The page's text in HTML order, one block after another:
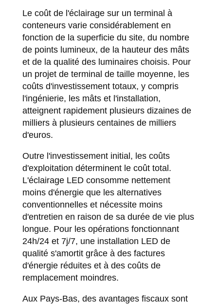
Le coût de l'éclairage sur un terminal à
conteneurs varie considérablement en
fonction de la superficie du site, du nombre
de points lumineux, de la hauteur des mâts
et de la qualité des luminaires choisis. Pour
un projet de terminal de taille moyenne, les
coûts d'investissement totaux, y compris
l'ingénierie, les mâts et l'installation,
atteignent rapidement plusieurs dizaines de
milliers à plusieurs centaines de milliers
d'euros.
Outre l'investissement initial, les coûts
d'exploitation déterminent le coût total.
L'éclairage LED consomme nettement
moins d'énergie que les alternatives
conventionnelles et nécessite moins
d'entretien en raison de sa durée de vie plus
longue. Pour les opérations fonctionnant
24h/24 et 7j/7, une installation LED de
qualité s'amortit grâce à des factures
d'énergie réduites et à des coûts de
remplacement moindres.
Aux Pays-Bas, des avantages fiscaux sont